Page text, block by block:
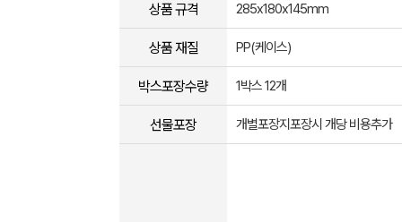
상품 규격 285x180x145mm
상품 재질 PP(케이스)
박스포장수량 1박스 12개
선물포장 개별포장지포장시 개당 비용추가